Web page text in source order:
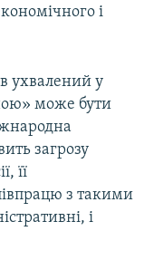
і
ухвалений у
може бути
загрозу
її
з такими
і